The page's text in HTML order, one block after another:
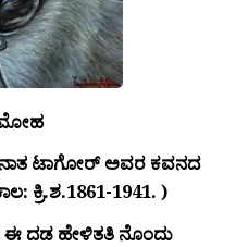
ಟಾಗೋರ್ ಅವರ ಕವನದ
ಕ್ರಿ.ಶ.1861-1941. )
ದಡ ಹೇಳಿತತಿ ನೊಂದು